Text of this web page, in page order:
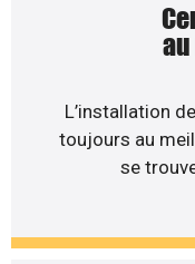
L’installation
toujours au
se